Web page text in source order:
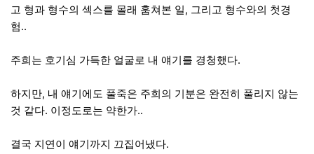
고 형과 형수의 섹스를 몰래 훔쳐본 일, 그리고 형수와의 첫경
험..
주희는 호기심 가득한 얼굴로 내 얘기를 경청했다.
하지만, 내 얘기에도 풀죽은 주희의 기분은 완전히 풀리지 않는
것 같다. 이정도로는 약한가..
결국 지연이 얘기까지 끄집어냈다.